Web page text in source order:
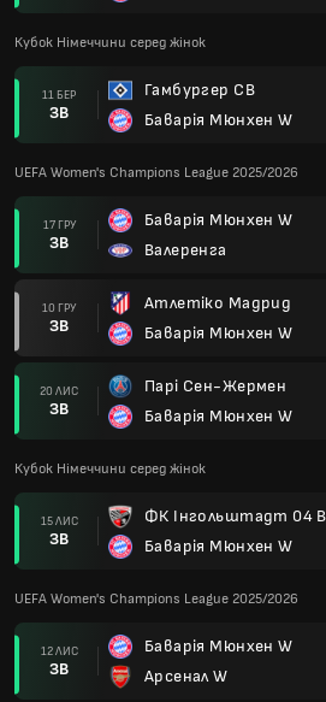
Кубок Німеччини серед жінок
11 БЕР
ЗВ
Гамбургер СВ
Баварія Мюнхен W
UEFA Women's Champions League 2025/2026
17 ГРУ
ЗВ
Баварія Мюнхен W
Валеренга
10 ГРУ
ЗВ
Атлетіко Мадрид
Баварія Мюнхен W
20 ЛИС
ЗВ
Парі Сен-Жермен
Баварія Мюнхен W
Кубок Німеччини серед жінок
15 ЛИС
ЗВ
ФК Інгольштадт 04 В
Баварія Мюнхен W
UEFA Women's Champions League 2025/2026
12 ЛИС
ЗВ
Баварія Мюнхен W
Арсенал W